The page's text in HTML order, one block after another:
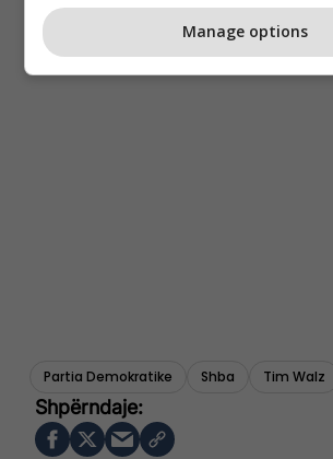
Partia Demokratike Shba Tim Walz
Manage options